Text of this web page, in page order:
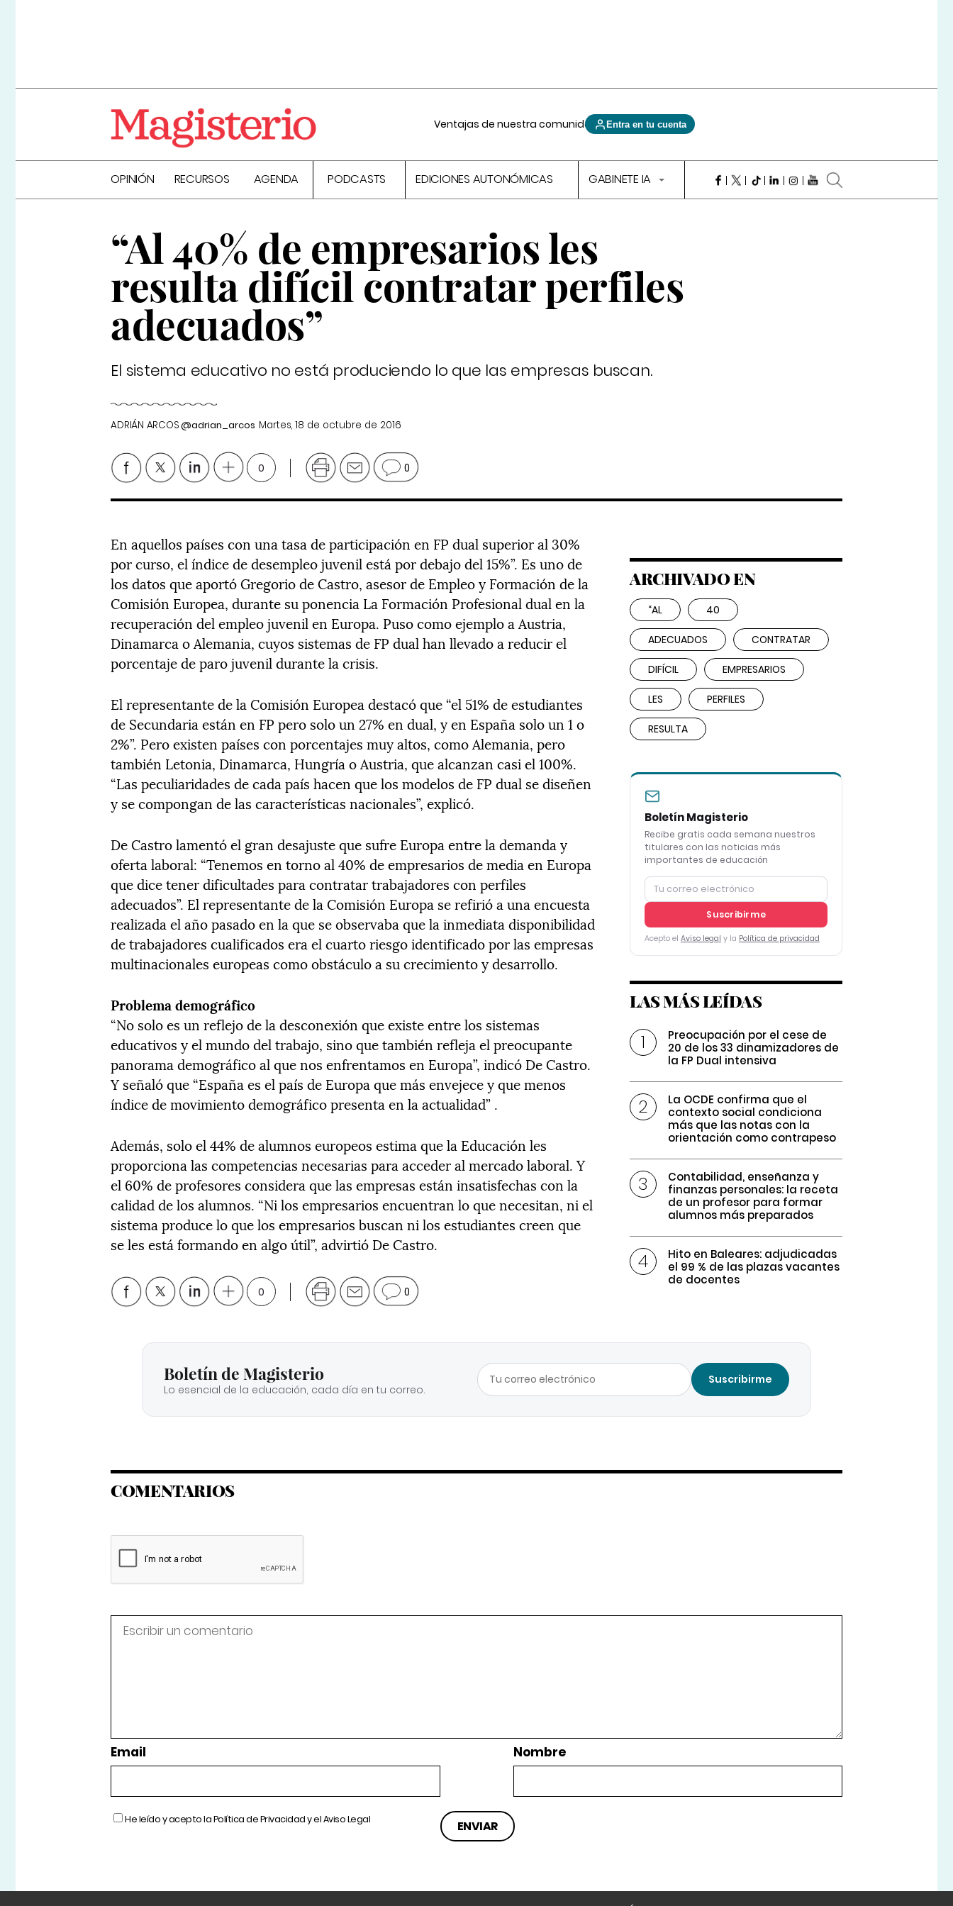
Ventajas de nuestra comunidad Entra en tu cuenta
OPINIÓN RECURSOS AGENDA PODCASTS EDICIONES AUTONÓMICAS GABINETE IA
“Al 40% de empresarios les
resulta difícil contratar perfiles
adecuados”
El sistema educativo no está produciendo lo que las empresas buscan.
ADRIÁN ARCOS@adrian_arcos Martes, 18 de octubre de 2016
0 0
En aquellos países con una tasa de participación en FP dual superior al 30%
por curso, el índice de desempleo juvenil está por debajo del 15%”. Es uno de
los datos que aportó Gregorio de Castro, asesor de Empleo y Formación de la
Comisión Europea, durante su ponencia La Formación Profesional dual en la
recuperación del empleo juvenil en Europa. Puso como ejemplo a Austria,
Dinamarca o Alemania, cuyos sistemas de FP dual han llevado a reducir el
porcentaje de paro juvenil durante la crisis.
El representante de la Comisión Europea destacó que “el 51% de estudiantes
de Secundaria están en FP pero solo un 27% en dual, y en España solo un 1 o
2%”. Pero existen países con porcentajes muy altos, como Alemania, pero
también Letonia, Dinamarca, Hungría o Austria, que alcanzan casi el 100%.
“Las peculiaridades de cada país hacen que los modelos de FP dual se diseñen
y se compongan de las características nacionales”, explicó.
De Castro lamentó el gran desajuste que sufre Europa entre la demanda y
oferta laboral: “Tenemos en torno al 40% de empresarios de media en Europa
que dice tener dificultades para contratar trabajadores con perfiles
adecuados”. El representante de la Comisión Europa se refirió a una encuesta
realizada el año pasado en la que se observaba que la inmediata disponibilidad
de trabajadores cualificados era el cuarto riesgo identificado por las empresas
multinacionales europeas como obstáculo a su crecimiento y desarrollo.
Problema demográfico
“No solo es un reflejo de la desconexión que existe entre los sistemas
educativos y el mundo del trabajo, sino que también refleja el preocupante
panorama demográfico al que nos enfrentamos en Europa”, indicó De Castro.
Y señaló que “España es el país de Europa que más envejece y que menos
índice de movimiento demográfico presenta en la actualidad” .
Además, solo el 44% de alumnos europeos estima que la Educación les
proporciona las competencias necesarias para acceder al mercado laboral. Y
el 60% de profesores considera que las empresas están insatisfechas con la
calidad de los alumnos. “Ni los empresarios encuentran lo que necesitan, ni el
sistema produce lo que los empresarios buscan ni los estudiantes creen que
se les está formando en algo útil”, advirtió De Castro.
0 0
ARCHIVADO EN
“AL 40
ADECUADOS CONTRATAR
DIFÍCIL EMPRESARIOS
LES PERFILES
RESULTA
Boletín Magisterio
Recibe gratis cada semana nuestros
titulares con las noticias más
importantes de educación
Suscribirme
Acepto el Aviso legal y la Política de privacidad
LAS MÁS LEÍDAS
Preocupación por el cese de
20 de los 33 dinamizadores de
la FP Dual intensiva
La OCDE confirma que el
contexto social condiciona
más que las notas con la
orientación como contrapeso
Contabilidad, enseñanza y
finanzas personales: la receta
de un profesor para formar
alumnos más preparados
Hito en Baleares: adjudicadas
el 99 % de las plazas vacantes
de docentes
Boletín de Magisterio
Lo esencial de la educación, cada día en tu correo.
Suscribirme
COMENTARIOS
Email Nombre
He leído y acepto laPolítica de Privacidady elAviso Legal